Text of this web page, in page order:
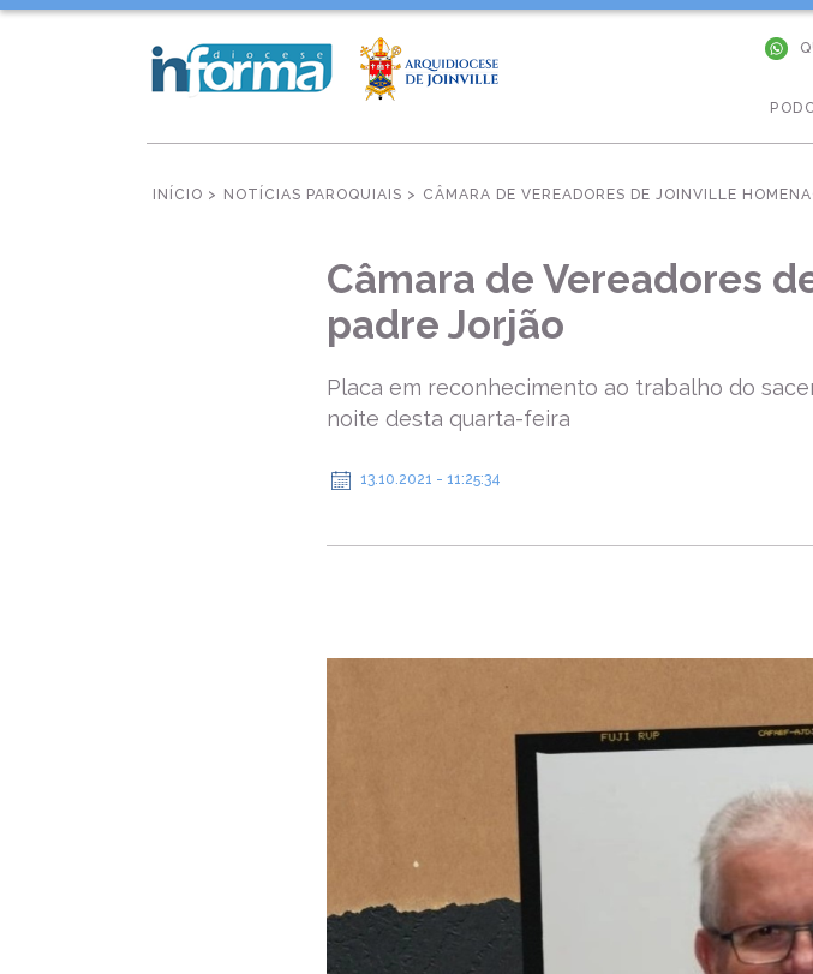
INÍCIO > NOTÍCIAS PAROQUIAIS > CÂMARA DE VEREADORES DE JOINVILLE
Câmara de Vereadores
padre Jorjão
Placa em reconhecimento ao trabalho do
noite desta quarta-feira
13.10.2021 - 11:25:34